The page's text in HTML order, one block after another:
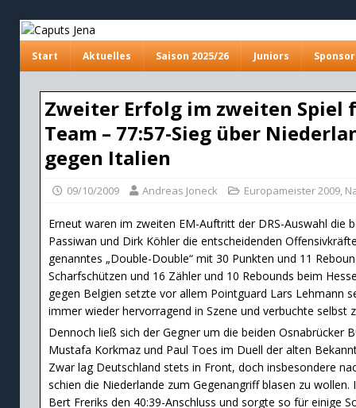
Start Aktuelles Saison 2025/26 Juniors
Zweiter Erfolg im zweiten Spiel
Team – 77:57-Sieg über
gegen Italien
09/10/2009 Andreas Joneck Europameister 2009,
Erneut waren im zweiten EM-Auftritt der DRS-Auswahl die
Passiwan und Dirk Köhler die entscheidenden
genanntes „Double-Double“ mit 30 Punkten und 11
Scharfschützen und 16 Zähler und 10 Rebounds beim
gegen Belgien setzte vor allem Pointguard Lars Lehmann
immer wieder hervorragend in Szene und verbuchte selbst
Dennoch ließ sich der Gegner um die beiden Osnabrücker
Mustafa Korkmaz und Paul Toes im Duell der alten
Zwar lag Deutschland stets in Front, doch insbesondere
schien die Niederlande zum Gegenangriff blasen zu wollen.
Bert Freriks den 40:39-Anschluss und sorgte so für einige